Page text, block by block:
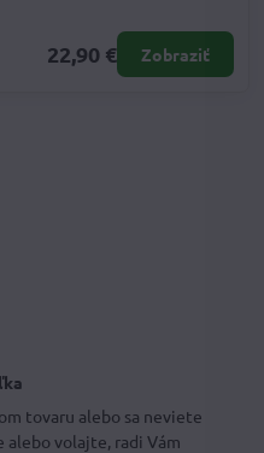
22,90 € Zobraziť
tovaru alebo sa neviete
volajte, radi Vám